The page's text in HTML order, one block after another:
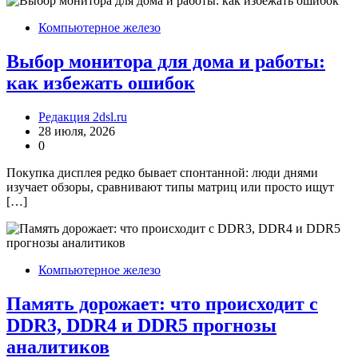
Компьютерное железо
Выбор монитора для дома и работы:
как избежать ошибок
Редакция 2dsl.ru
28 июля, 2026
0
Покупка дисплея редко бывает спонтанной: люди днями
изучает обзоры, сравнивают типы матриц или просто ищут
[…]
Компьютерное железо
Память дорожает: что происходит с
DDR3, DDR4 и DDR5 прогнозы
аналитиков